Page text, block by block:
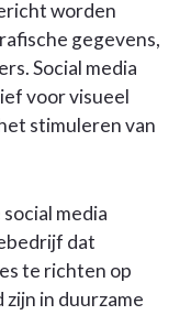
worden
gegevens,
Social media
voor visueel
stimuleren van
media
dat
te richten op
in duurzame